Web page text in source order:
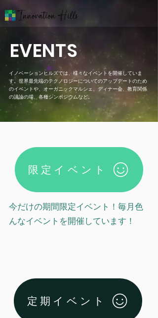
EVENTS
イノベーションヒルズでは、様々なイベントを開催していま
す。世界最先端のテクノロジーについてのアップデートのため
のイベントや、オーガニックマルシェ、ディナー会、教育関係
の議論の場、各種シンポジウムなど。​
限定イベント
今だけの期間限定イベント！毎月色
んなイベントを開催しています！
定期イベント